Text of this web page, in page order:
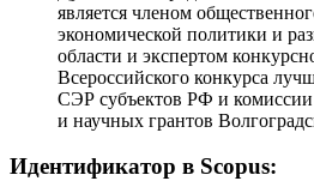
является членом
экономической политики и
области и экспертом
Всероссийского конкурса
СЭР субъектов РФ и
и научных грантов
Идентификатор в Scopus: